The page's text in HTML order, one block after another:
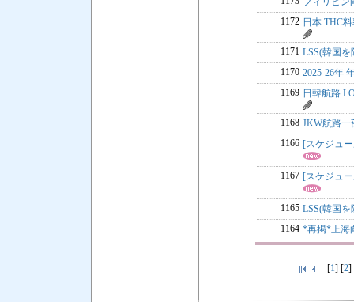
1172 日本 THC
1171 LSS(韓国を
1170 2025-26年
1169 日韓航路
1168 JKW航路一
1166 [スケジュ
1167 [スケジュ
1165 LSS(韓国を
1164 *再掲*上海
[1] [2]